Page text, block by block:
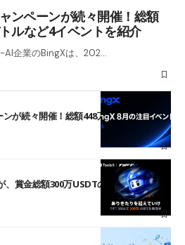
ンペーンが続々開催！総額
ルなど4イベントを紹介
AI企業のBingXは、202…
が続々開催！総額448万USDT超のAIバ
賞金総額300万USDTのレースとして復